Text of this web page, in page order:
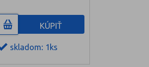
KÚPIŤ
skladom: 1ks